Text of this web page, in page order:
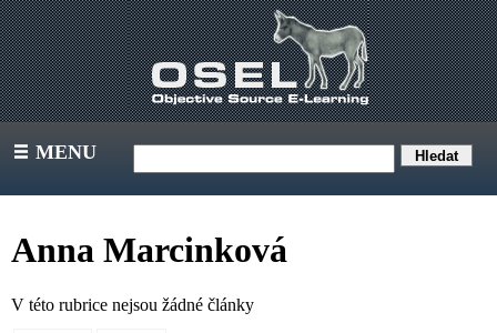
III MENU
Anna Marcinková
V této rubrice nejsou žádné články